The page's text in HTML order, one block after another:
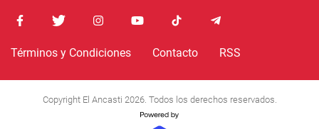
Términos y Condiciones Contacto RSS
Copyright El Ancasti 2026. Todos los derechos reservados.